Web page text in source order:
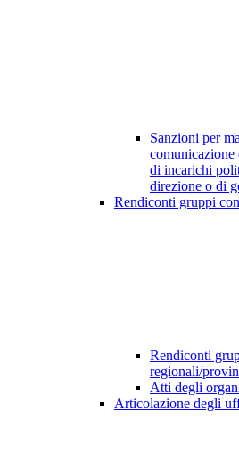
Sanzioni per
comunicazione
di incarichi
direzione o di
Rendiconti gruppi
Rendiconti
regionali/
Atti degli
Articolazione degli